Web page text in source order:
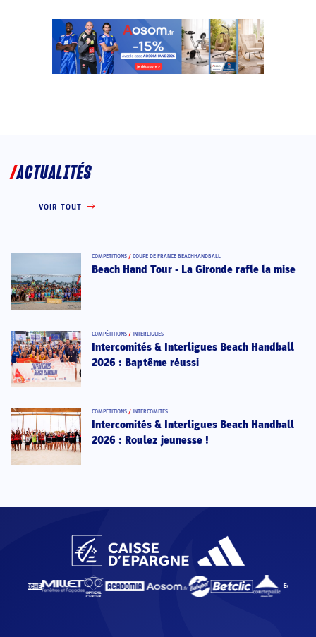
ACTUALITÉS
VOIR TOUT
COMPÉTITIONS / COUPE DE FRANCE BEACHHANDBALL
Beach Hand Tour - La Gironde rafle la mise
COMPÉTITIONS / INTERLIGUES
Intercomités & Interligues Beach Handball
2026 : Baptême réussi
COMPÉTITIONS / INTERCOMITÉS
Intercomités & Interligues Beach Handball
2026 : Roulez jeunesse !